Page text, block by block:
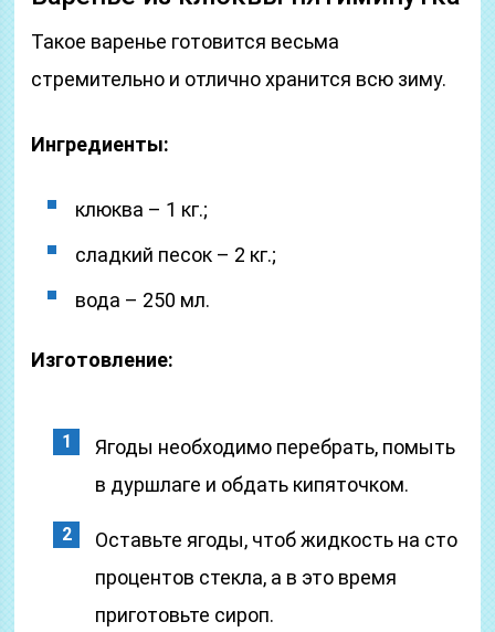
Такое варенье готовится весьма
стремительно и отлично хранится всю зиму.
Ингредиенты:
клюква – 1 кг.;
сладкий песок – 2 кг.;
вода – 250 мл.
Изготовление:
Ягоды необходимо перебрать, помыть
в дуршлаге и обдать кипяточком.
Оставьте ягоды, чтоб жидкость на сто
процентов стекла, а в это время
приготовьте сироп.